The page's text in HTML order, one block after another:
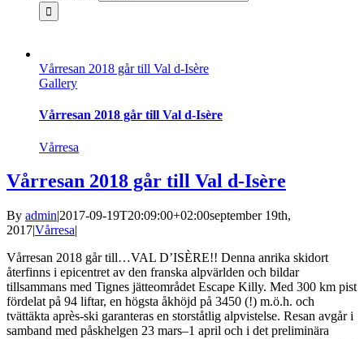
Vårresan 2018 går till Val d-Isère
Gallery
Vårresan 2018 går till Val d-Isère
Vårresa
Vårresan 2018 går till Val d-Isère
By admin|2017-09-19T20:09:00+02:00september 19th,
2017|Vårresa|
Vårresan 2018 går till…VAL D’ISÈRE!! Denna anrika skidort
återfinns i epicentret av den franska alpvärlden och bildar
tillsammans med Tignes jätteområdet Escape Killy. Med 300 km pist
fördelat på 94 liftar, en högsta åkhöjd på 3450 (!) m.ö.h. och
tvättäkta après-ski garanteras en storståtlig alpvistelse. Resan avgår i
samband med påskhelgen 23 mars–1 april och i det preliminära